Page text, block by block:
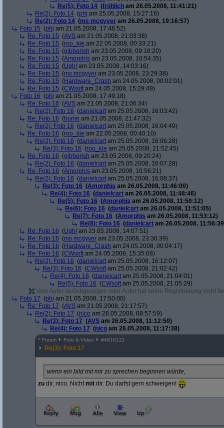
Re(5): Foto 14 (fröhlich am 26.05.2008, 11:41:21)
Re(2): Foto 14 (phj am 25.05.2008, 15:27:16)
Re(2): Foto 14 (ms mcgyver am 26.05.2008, 19:16:57)
Foto 15 (phj am 21.05.2008, 17:48:52)
Re: Foto 15 (AVS am 21.05.2008, 21:03:38)
Re: Foto 15 (roo_kie am 22.05.2008, 00:33:21)
Re: Foto 15 (gibberish am 23.05.2008, 09:18:20)
Re: Foto 15 (Amorphis am 23.05.2008, 10:54:35)
Re: Foto 15 (Ugh! am 23.05.2008, 14:03:16)
Re: Foto 15 (ms mcgyver am 23.05.2008, 23:29:38)
Re: Foto 15 (Hardware_Crash am 24.05.2008, 00:02:01)
Re: Foto 15 (CWsoft am 24.05.2008, 15:29:49)
Foto 16 (phj am 21.05.2008, 17:49:18)
Re: Foto 16 (AVS am 21.05.2008, 21:06:34)
Re(2): Foto 16 (danielcart am 25.05.2008, 16:03:42)
Re: Foto 16 (hume am 21.05.2008, 21:47:32)
Re(2): Foto 16 (danielcart am 25.05.2008, 16:04:49)
Re: Foto 16 (roo_kie am 22.05.2008, 00:40:10)
Re(2): Foto 16 (danielcart am 25.05.2008, 16:06:28)
Re(3): Foto 16 (roo_kie am 25.05.2008, 21:52:45)
Re: Foto 16 (gibberish am 23.05.2008, 09:20:24)
Re(2): Foto 16 (danielcart am 25.05.2008, 16:07:28)
Re: Foto 16 (Amorphis am 23.05.2008, 10:56:21)
Re(2): Foto 16 (danielcart am 25.05.2008, 16:08:37)
Re(3): Foto 16 (Amorphis am 26.05.2008, 11:46:00)
Re(4): Foto 16 (danielcart am 26.05.2008, 11:48:46)
Re(5): Foto 16 (Amorphis am 26.05.2008, 11:50:12)
Re(6): Foto 16 (danielcart am 26.05.2008, 11:51:05)
Re(7): Foto 16 (Amorphis am 26.05.2008, 11:53:12)
Re(8): Foto 16 (danielcart am 26.05.2008,
Re: Foto 16 (Ugh! am 23.05.2008, 14:07:51)
Re: Foto 16 (ms mcgyver am 23.05.2008, 23:36:39)
Re: Foto 16 (Hardware_Crash am 24.05.2008, 00:04:17)
Re: Foto 16 (CWsoft am 24.05.2008, 15:35:08)
Re(2): Foto 16 (danielcart am 25.05.2008, 16:12:07)
Re(3): Foto 16 (CWsoft am 25.05.2008, 21:02:42)
Re(4): Foto 16 (danielcart am 25.05.2008, 21:04:01)
Re(5): Foto 16 (CWsoft am 25.05.2008, 21:05:29)
Vom Autor zurückgezogen oder Autor hat seine Registrierung nicht
Foto 17 (phj am 21.05.2008, 17:50:00)
Re: Foto 17 (AVS am 21.05.2008, 21:17:57)
Re(2): Foto 17 (nico am 26.05.2008, 08:57:59)
Re(3): Foto 17 (AVS am 26.05.2008, 11:12:50)
Re(4): Foto 17 (nico am 26.05.2008, 11:17:38)
^ Forum Foto & Video #4816121
Re(3): Foto 17
wenn ein bild mit mir zu sprechen beginnen würde,
zu dir, nico. Nicht mit dir. Du darfst gern schweigen!